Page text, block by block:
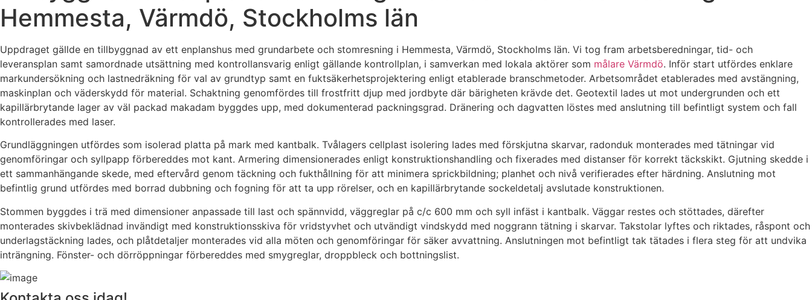
Hemmesta, Värmdö, Stockholms län
Uppdraget gällde en tillbyggnad av ett enplanshus med grundarbete och stomresning i Hemmesta, Värmdö, Stockholms län. Vi tog fram arbetsberedningar, tid- och
leveransplan samt samordnade utsättning med kontrollansvarig enligt gällande kontrollplan, i samverkan med lokala aktörer som målare Värmdö. Inför start utfördes enklare
markundersökning och lastnedräkning för val av grundtyp samt en fuktsäkerhetsprojektering enligt etablerade branschmetoder. Arbetsområdet etablerades med avstängning,
maskinplan och väderskydd för material. Schaktning genomfördes till frostfritt djup med jordbyte där bärigheten krävde det. Geotextil lades ut mot undergrunden och ett
kapillärbrytande lager av väl packad makadam byggdes upp, med dokumenterad packningsgrad. Dränering och dagvatten löstes med anslutning till befintligt system och fall
kontrollerades med laser.
Grundläggningen utfördes som isolerad platta på mark med kantbalk. Tvålagers cellplast isolering lades med förskjutna skarvar, radonduk monterades med tätningar vid
genomföringar och syllpapp förbereddes mot kant. Armering dimensionerades enligt konstruktionshandling och fixerades med distanser för korrekt täckskikt. Gjutning skedde i
ett sammanhängande skede, med eftervård genom täckning och fukthållning för att minimera sprickbildning; planhet och nivå verifierades efter härdning. Anslutning mot
befintlig grund utfördes med borrad dubbning och fogning för att ta upp rörelser, och en kapillärbrytande sockeldetalj avslutade konstruktionen.
Stommen byggdes i trä med dimensioner anpassade till last och spännvidd, väggreglar på c/c 600 mm och syll infäst i kantbalk. Väggar restes och stöttades, därefter
monterades skivbeklädnad invändigt med konstruktionsskiva för vridstyvhet och utvändigt vindskydd med noggrann tätning i skarvar. Takstolar lyftes och riktades, råspont och
underlagstäckning lades, och plåtdetaljer monterades vid alla möten och genomföringar för säker avvattning. Anslutningen mot befintligt tak tätades i flera steg för att undvika
inträngning. Fönster- och dörröppningar förbereddes med smygreglar, droppbleck och bottningslist.